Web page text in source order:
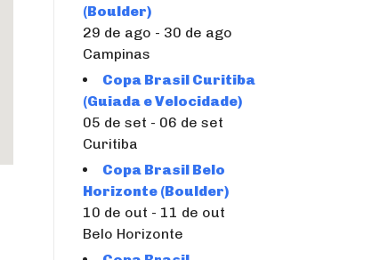
(Boulder)
29 de ago - 30 de ago
Campinas
Copa Brasil Curitiba
(Guiada e Velocidade)
05 de set - 06 de set
Curitiba
Copa Brasil Belo
Horizonte (Boulder)
10 de out - 11 de out
Belo Horizonte